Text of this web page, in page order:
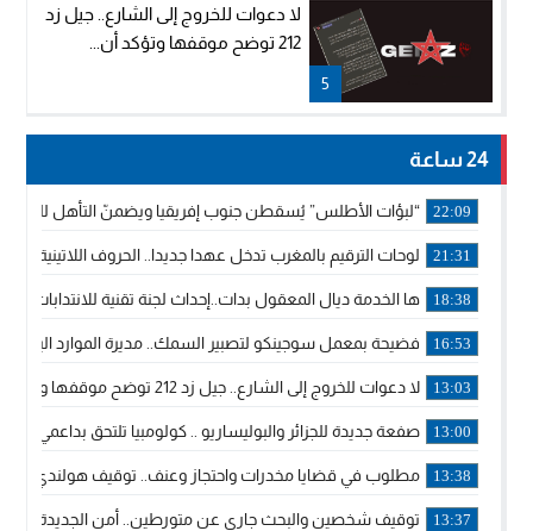
5
لا دعوات للخروج إلى الشارع.. جيل زد
212 توضح موقفها وتؤكد أن...
24 ساعة
22:09 “لبؤات الأطلس” يُسقطن جنوب إفريقيا ويضمنّ التأهل
21:31 لوحات الترقيم بالمغرب تدخل عهدا جديدا.. الحروف اللاتينية
18:38 ها الخدمة ديال المعقول بدات..إحداث لجنة تقنية للانتدابات
16:53 فضيحة بمعمل سوجينكو لتصبير السمك.. مديرة الموارد
13:03 لا دعوات للخروج إلى الشارع.. جيل زد 212 توضح موقفها وتؤكد أن المنشورات المنسوبة إليها لا تمثل موقفها الرسمي.
13:00 صفعة جديدة للجزائر والبوليساريو .. كولومبيا تلتحق بداعمي
13:38 مطلوب في قضايا مخدرات واحتجاز وعنف.. توقيف هولندي
13:37 توقيف شخصين والبحث جاري عن متورطين.. أمن الجديدة يفك